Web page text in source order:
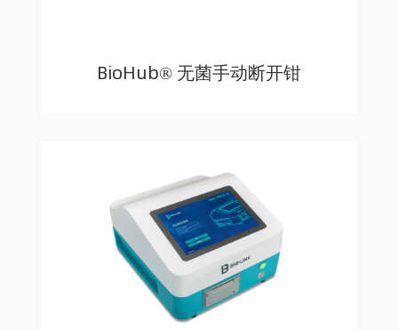
BioHub® 无菌手动断开钳